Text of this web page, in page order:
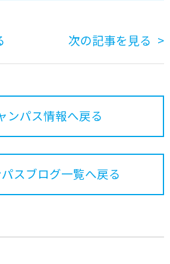
次の記事を見る
ンパス情報へ戻る
スブログ一覧へ戻る